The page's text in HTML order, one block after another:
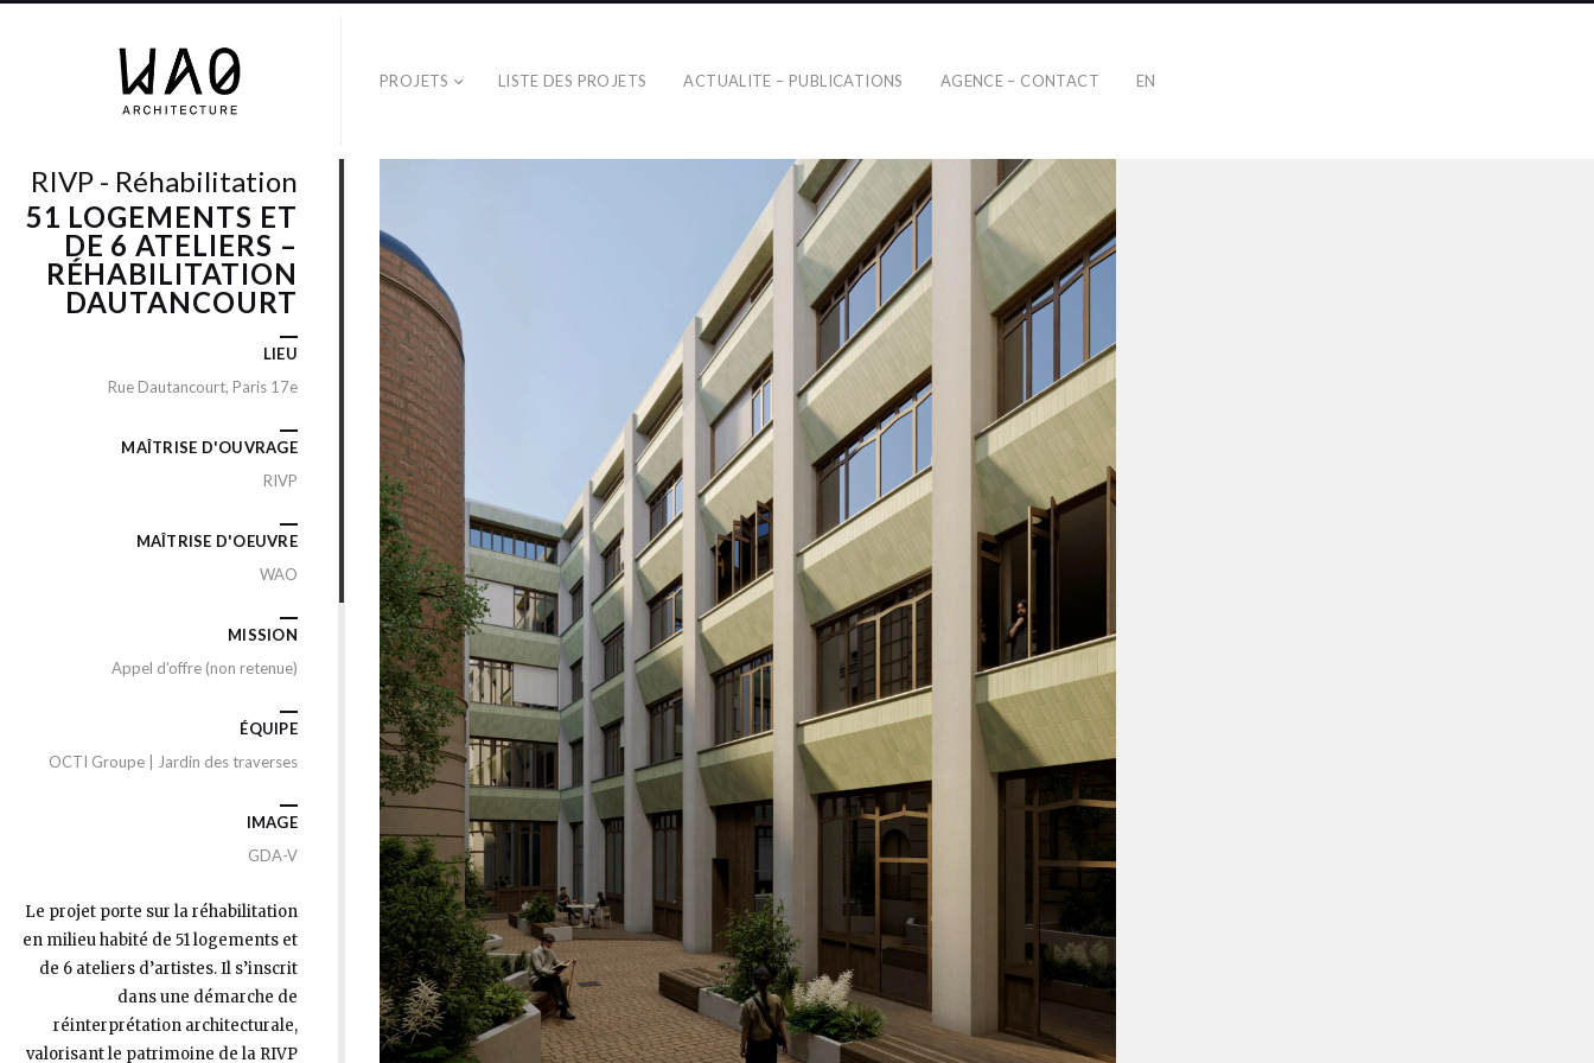
PROJETS LISTE DES PROJETS ACTUALITE – PUBLICATIONS AGENCE – CONTACT EN
RIVP - Réhabilitation
51 LOGEMENTS ET
DE 6 ATELIERS –
RÉHABILITATION
DAUTANCOURT
LIEU
Rue Dautancourt, Paris 17e
MAÎTRISE D'OUVRAGE
RIVP
MAÎTRISE D'OEUVRE
WAO
MISSION
Appel d'offre (non retenue)
ÉQUIPE
OCTI Groupe | Jardin des traverses
IMAGE
GDA-V
Le projet porte sur la réhabilitation
en milieu habité de 51 logements et
de 6 ateliers d’artistes. Il s’inscrit
dans une démarche de
réinterprétation architecturale,
valorisant le patrimoine de la RIVP